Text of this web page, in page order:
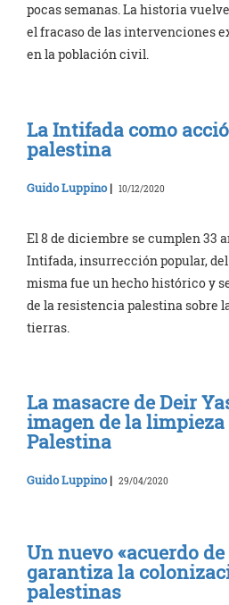
pocas semanas. La historia
el fracaso de las intervenciones
en la población civil.
La Intifada como
palestina
Guido Luppino| 10/12/2020
El 8 de diciembre se cumplen 33
Intifada, insurrección popular,
misma fue un hecho histórico y
de la resistencia palestina sobre
tierras.
La masacre de Deir
imagen de la
Palestina
Guido Luppino| 29/04/2020
Un nuevo «acuerdo de
garantiza la
palestinas